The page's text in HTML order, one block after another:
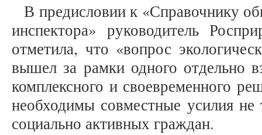
В предисловии к «Справочнику
инспектора» руководитель
отметила, что «вопрос
вышел за рамки одного отдельно
комплексного и своевременного
необходимы совместные усилия не
социально активных граждан.